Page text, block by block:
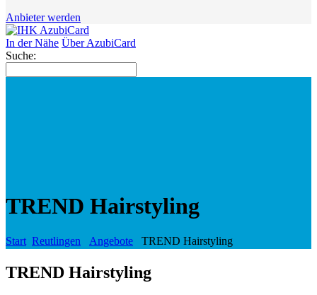
Anbieter werden
In der Nähe Über AzubiCard
Suche:
TREND Hairstyling
Start Reutlingen Angebote TREND Hairstyling
TREND Hairstyling